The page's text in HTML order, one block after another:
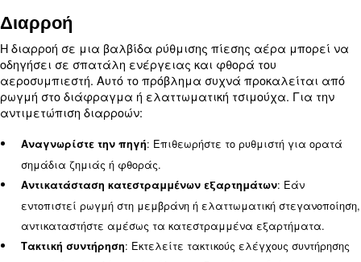
Έλεγχος τρέχουσας πίεσης
για να ελέγξετε την τρέχουσα ρύθμιση πίεσης.
δώσει μια βάση από την οποία θα εργαστείτε.
Ρύθμιση πίεσης : Γυρίστε το κουμπί ρύθμισης
να αυξήσετε την πίεση ή αριστερόστροφα για να
Κάντε μικρές ρυθμίσεις και ελέγχετε το
να αποφύγετε την υπερβολική ρύθμιση.
Κλείδωμα τηςρύθμισης: Μόλις επιτευχθεί η
ασφαλίστε το κουμπί ρύθμισης στη θέση του, εάν ο
σας διαθέτει μηχανισμό κλειδώματος. Αυτό θα